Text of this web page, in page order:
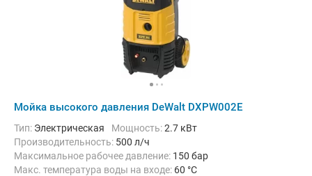
Мойка высокого давления DeWalt DXPW002E
Тип: Электрическая Мощность:2.7 кВт
Производительность: 500 л/ч
Максимальное рабочее давление: 150 бар
Макс. температура воды на входе: 60 °C